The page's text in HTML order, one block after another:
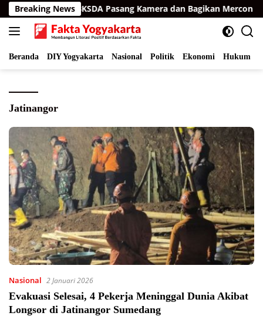
Langsung
ke
konten
Breaking News
Aceh Timur, BKSDA Pasang Kamera dan Bagikan Mercon
Beranda DIY Yogyakarta Nasional Politik Ekonomi Hukum
Jatinangor
Nasional 2 Januari 2026
Evakuasi Selesai, 4 Pekerja Meninggal Dunia Akibat
Longsor di Jatinangor Sumedang